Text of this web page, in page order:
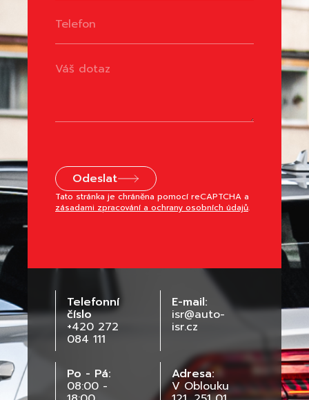
Odeslat
Tato stránka je chráněna pomocí reCAPTCHA a
zásadami zpracování a ochrany osobních údajů.
Telefonní
číslo
+420 272
084 111
E-mail:
isr@auto-
isr.cz
Po - Pá:
08:00 -
Adresa:
V Oblouku